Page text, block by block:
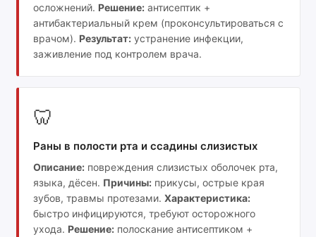
осложнений. Решение:антисептик +
антибактериальный крем (проконсультироваться с
врачом). Результат:устранение инфекции,
заживление под контролем врача.
🦷
Раны в полости рта и ссадины слизистых
Описание:повреждения слизистых оболочек рта,
языка, дёсен. Причины:прикусы, острые края
зубов, травмы протезами. Характеристика:
быстро инфицируются, требуют осторожного
ухода. Решение:полоскание антисептиком +